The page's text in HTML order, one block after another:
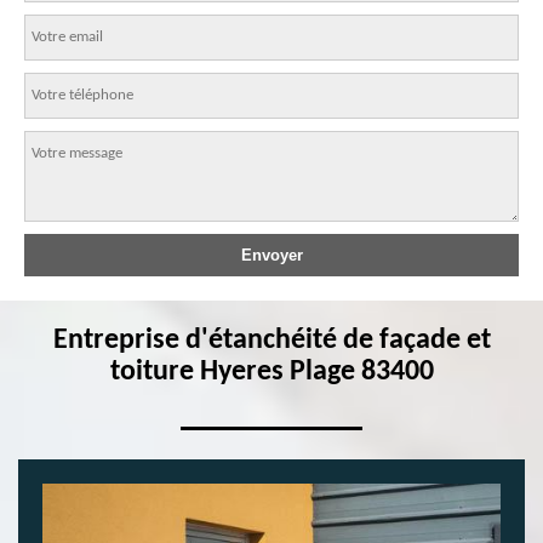
Entreprise d'étanchéité de façade et
toiture Hyeres Plage 83400